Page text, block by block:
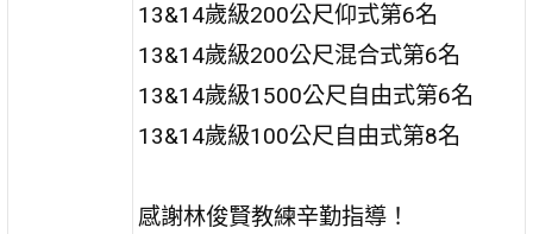
13&14歲級200公尺仰式第6名
13&14歲級200公尺混合式第6名
13&14歲級1500公尺自由式第6名
13&14歲級100公尺自由式第8名
感謝林俊賢教練辛勤指導！